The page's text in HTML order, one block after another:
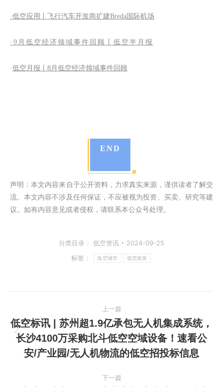
·低空应用丨飞行汽车开发商扩建Breda国际机场
·9月低空经济领域事件回顾丨低空半月报
·低空月报丨8月低空经济领域事件回顾
END
声明：本文内容来自于公开资料，力求真实来源，谨供读者了解交
流。本文内容不涉及任何保证，不应被视为投资、买卖、研究等建
议。如有内容意见或者侵权，请联系本公众号处理。
分类目录： 低空资讯
2024-09-25
标签：
低空城市 低空政策
章
导
上一篇
上
一
文
低空标讯 | 苏州超1.9亿承包无人机集成系统，
长沙4100万采购北斗低空空域设备！速看公
安/产业园/无人机物流的低空招投标信息
下一篇